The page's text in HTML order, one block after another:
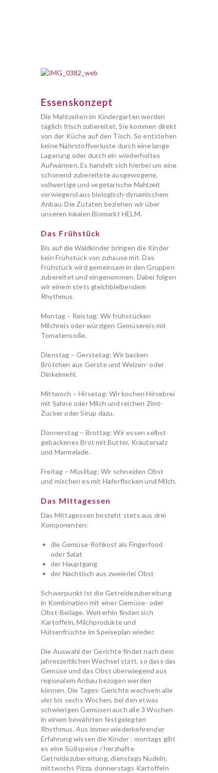
Essenskonzept
Die Mahlzeiten im Kindergarten werden
täglich frisch zubereitet. Sie kommen direkt
von der Küche auf den Tisch. So entstehen
keine Nährstoffverluste durch eine lange
Lagerung oder durch ein wiederholtes
Aufwärmen. Es handelt sich hierbei um eine
schonend zubereitete ausgewogene,
vollwertige und vegetarische Mahlzeit
vorwiegend aus biologisch-dynamischem
Anbau. Die Zutaten beziehen wir über
unseren lokalen Biomarkt HELM.
Das Frühstück
Bis auf die Waldkinder bringen die Kinder
kein Frühstück von zuhause mit. Das
Frühstück wird gemeinsam in den Gruppen
zubereitet und eingenommen. Dabei folgen
wir einem stets gleichbleibendem
Rhythmus.
Montag – Reistag: Wir frühstücken
Milchreis oder würzigen Gemüsereis mit
Tomatensoße.
Dienstag – Gerstetag: Wir backen
Brötchen aus Gerste und Weizen- oder
Dinkelmehl.
Mittwoch – Hirsetag: Wir kochen Hirsebrei
mit Sahne oder Milch und reichen Zimt-
Zucker oder Sirup dazu.
Donnerstag – Brottag: Wir essen selbst
gebackenes Brot mit Butter, Kräutersalz
und Marmelade.
Freitag – Müslitag: Wir schneiden Obst
und mischen es mit Haferflocken und Milch.
Das Mittagessen
Das Mittagessen besteht stets aus drei
Komponenten:
die Gemüse-Rohkost als Fingerfood
oder Salat
der Hauptgang
der Nachtisch aus zweierlei Obst
Schwerpunkt ist die Getreidezubereitung
in Kombination mit einer Gemüse- oder
Obst-Beilage. Weiterhin finden sich
Kartoffeln, Milchprodukte und
Hülsenfrüchte im Speiseplan wieder.
Die Auswahl der Gerichte findet nach dem
jahreszeitlichen Wechsel statt, so dass das
Gemüse und das Obst überwiegend aus
regionalem Anbau bezogen werden
können. Die Tages-Gerichte wechseln alle
vier bis sechs Wochen, bei den etwas
schwierigen Gemüsen auch alle 3 Wochen
in einem bewährten festgelegten
Rhythmus. Aus immer wiederkehrender
Erfahrung wissen die Kinder : montags gibt
es eine Süßspeise / herzhafte
Getreidezubereitung, dienstags Nudeln,
mittwochs Pizza, donnerstags Kartoffeln